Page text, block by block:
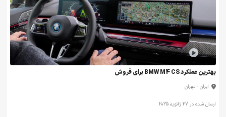
بهترین عملکرد BMW M4 CS برای فروش
ایران - تهران
ارسال شده در 27 ژانویه 2025